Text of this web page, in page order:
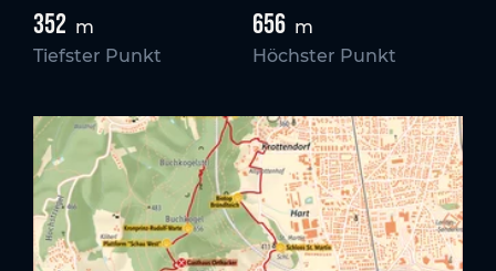
352 m
Tiefster Punkt
656 m
Höchster Punkt